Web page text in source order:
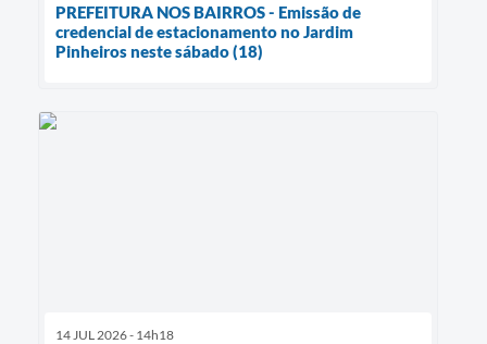
PREFEITURA NOS BAIRROS - Emissão de
credencial de estacionamento no Jardim
Pinheiros neste sábado (18)
14 JUL 2026 - 14h18